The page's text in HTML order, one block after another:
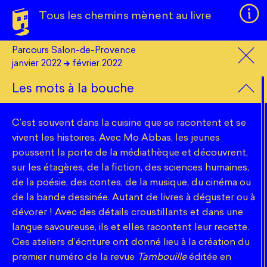
Tous les chemins mènent au livre
Parcours
Intervenant·e
Le projet en quelques mots...
Des parcours d’auteurs pour créer des liens avec les
bibliothèques des zones rurales et périurbaines dans
la région Provence-Alpes-Côte d’Azur ? C’est le pari
du dispositif
Tous les chemins mènent à la
bibliothèque
mis en place en 2021 pour que le plus
grand nombre découvre le plaisir de la lecture et de
l’écriture. Le
Contrat Territoire Lecture
est un
dispositif produit par la Drac Provence-Alpes-Côte
d’Azur
et mis en œuvre par l’association
Des livres
comme des idées
. Imaginés par les auteurs (écrivain,
journaliste, photographe, illustrateur…) en fonction
du public visé (enfants, adolescents, adultes), chaque
parcours se décline en ateliers au cours desquels
Mentions légales
Le site tousleschemins.ohlesbeauxjours.fr est édité par
l’association Des livres comme des idées
13001 Marseille
France
Téléphone : +33 (0)4 84 89 02 00
contact@deslivrescommedesidees.com
RCS
Association loi 1901
SIRET : 814 469 201 00028
Code APE : 9001Z
Numéros de licence : N° 2-1099029 et N° 3-1099030
Parcours Salon-de-Provence
janvier 2022
février 2022
Les mots à la bouche
C’est souvent dans la cuisine que se racontent et se
vivent les histoires. Avec Mo Abbas, les jeunes
poussent la porte de la médiathèque et découvrent,
sur les étagères, de la fiction, des sciences humaines,
de la poésie, des contes, de la musique, du cinéma ou
de la bande dessinée. Autant de livres à déguster ou à
dévorer ! Avec des détails croustillants et dans une
langue savoureuse, ils et elles racontent leur recette.
Ces ateliers d’écriture ont donné lieu à la création du
premier numéro de la revue Tambouilleéditée en
−